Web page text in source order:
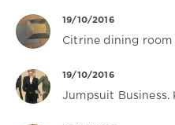
19/10/2016
Citrine dining room
19/10/2016
Jumpsuit Business.